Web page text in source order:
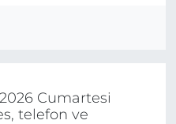
Cumartesi
telefon ve